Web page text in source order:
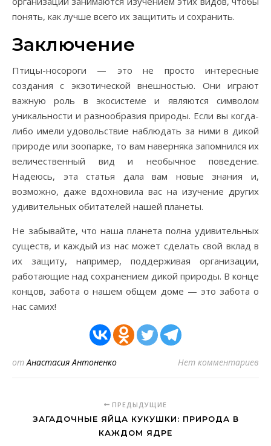
понять, как лучше всего их защитить и сохранить.
Заключение
Птицы-носороги — это не просто интересные
создания с экзотической внешностью. Они играют
важную роль в экосистеме и являются символом
уникальности и разнообразия природы. Если вы когда-
либо имели удовольствие наблюдать за ними в дикой
природе или зоопарке, то вам наверняка запомнился их
величественный вид и необычное поведение.
Надеюсь, эта статья дала вам новые знания и,
возможно, даже вдохновила вас на изучение других
удивительных обитателей нашей планеты.
Не забывайте, что наша планета полна удивительных
существ, и каждый из нас может сделать свой вклад в
их защиту, например, поддерживая организации,
работающие над сохранением дикой природы. В конце
концов, забота о нашем общем доме — это забота о
нас самих!
отАнастасия Антоненко Нет комментариев
ПРЕДЫДУЩИЕ
ЗАГАДОЧНЫЕ ЯЙЦА КУКУШКИ: ПРИРОДА В
КАЖДОМ ЯДРЕ